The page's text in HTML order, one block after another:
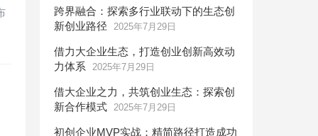
跨界融合：探索多行业联动下的生态创
新创业路径
2025年7月29日
借力大企业生态，打造创业创新高效动
力体系
2025年7月29日
借大企业之力，共筑创业生态：探索创
新合作模式 2025年7月29日
初创企业MVP实战：精简路径打造成功